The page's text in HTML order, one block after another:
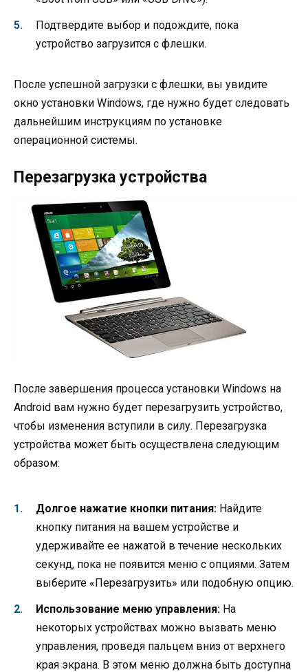
Подтвердите выбор и подождите, пока
устройство загрузится с флешки.
После успешной загрузки с флешки, вы увидите
окно установки Windows, где нужно будет следовать
дальнейшим инструкциям по установке
операционной системы.
Перезагрузка устройства
После завершения процесса установки Windows на
Android вам нужно будет перезагрузить устройство,
чтобы изменения вступили в силу. Перезагрузка
устройства может быть осуществлена следующим
образом:
Долгое нажатие кнопки питания: Найдите
кнопку питания на вашем устройстве и
удерживайте ее нажатой в течение нескольких
секунд, пока не появится меню с опциями. Затем
выберите «Перезагрузить» или подобную опцию.
Использование меню управления: На
некоторых устройствах можно вызвать меню
управления, проведя пальцем вниз от верхнего
края экрана. В этом меню должна быть доступна